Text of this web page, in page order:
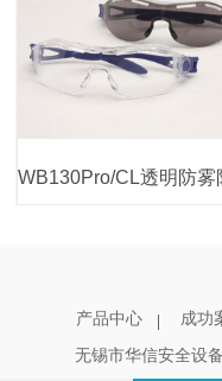
产品中心 成功
无锡市华信安全设